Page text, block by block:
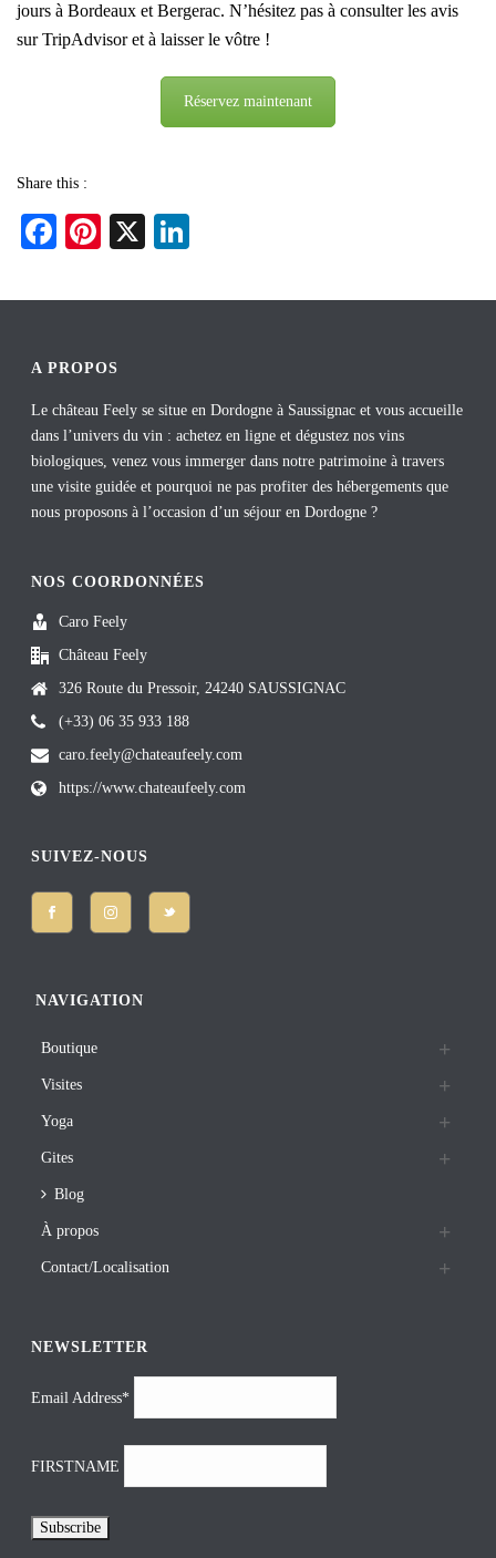
jours à Bordeaux et Bergerac. N’hésitez pas à consulter les avis
sur TripAdvisor et à laisser le vôtre !
Réservez maintenant
Share this :
Fa
bo
Pi
er
t
X
ed
A PROPOS
Le château Feely se situe en Dordogne à Saussignac et vous accueille
dans l’univers du vin : achetez en ligne et dégustez nos vins
biologiques, venez vous immerger dans notre patrimoine à travers
une visite guidée et pourquoi ne pas profiter des hébergements que
nous proposons à l’occasion d’un séjour en Dordogne ?
NOS COORDONNÉES
Caro Feely
Château Feely
326 Route du Pressoir, 24240 SAUSSIGNAC
(+33) 06 35 933 188
caro.feely@chateaufeely.com
https://www.chateaufeely.com
SUIVEZ-NOUS
NAVIGATION
Boutique
Visites
Yoga
Gites
Blog
À propos
Contact/Localisation
NEWSLETTER
Email Address*
FIRSTNAME